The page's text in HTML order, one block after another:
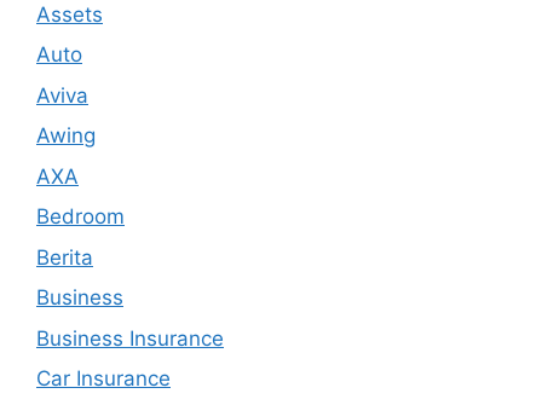
Assets
Auto
Aviva
Awing
AXA
Bedroom
Berita
Business
Business Insurance
Car Insurance